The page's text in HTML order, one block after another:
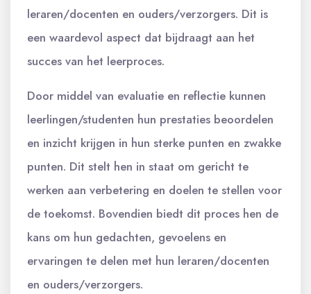
leraren/docenten en ouders/verzorgers. Dit is
een waardevol aspect dat bijdraagt aan het
succes van het leerproces.
Door middel van evaluatie en reflectie kunnen
leerlingen/studenten hun prestaties beoordelen
en inzicht krijgen in hun sterke punten en zwakke
punten. Dit stelt hen in staat om gericht te
werken aan verbetering en doelen te stellen voor
de toekomst. Bovendien biedt dit proces hen de
kans om hun gedachten, gevoelens en
ervaringen te delen met hun leraren/docenten
en ouders/verzorgers.